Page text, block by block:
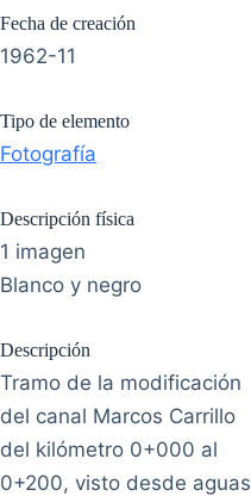
Fecha de creación
1962-11
Tipo de elemento
Fotografía
Descripción física
1 imagen
Blanco y negro
Descripción
Tramo de la modificación
del canal Marcos Carrillo
del kilómetro 0+000 al
0+200, visto desde aguas